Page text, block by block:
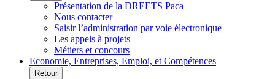
Présentation de la DREETS Paca
Nous contacter
Saisir l’administration par voie électronique
Les appels à projets
Métiers et concours
Economie, Entreprises, Emploi, et Compétences
Retour